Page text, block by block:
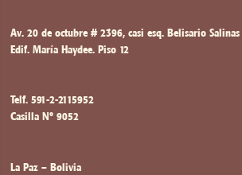
Av. 20 de octubre # 2396, casi esq. Belisario Salinas
Edif. María Haydee. Piso 12
Telf. 591-2-2115952
Casilla Nº 9052
La Paz – Bolivia